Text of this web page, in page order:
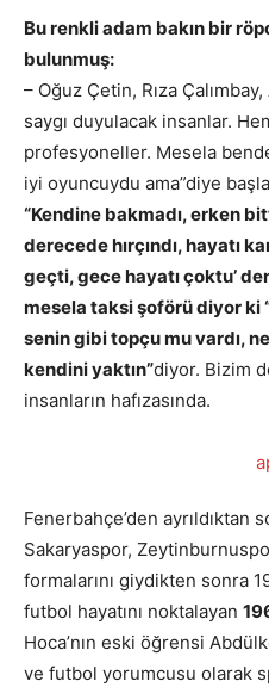
Bu renkli adam bakın bir
bulunmuş:
– Oğuz Çetin, Rıza
saygı duyulacak insanlar.
profesyoneller. Mesela
iyi oyuncuydu ama”diye
“Kendine bakmadı, erken
derecede hırçındı, hayatı
geçti, gece hayatı çoktu’
mesela taksi şoförü diyor ki
senin gibi topçu mu vardı,
kendini yaktın”diyor. Bizim
insanların hafızasında.
Fenerbahçe’den ayrıldıktan
Sakaryaspor,
formalarını giydikten sonra
futbol hayatını noktalayan
Hoca’nın eski öğrensi
ve futbol yorumcusu olarak